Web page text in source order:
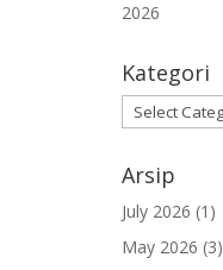
2026
Kategori
Kategori
Arsip
July 2026 (1)
May 2026 (3)